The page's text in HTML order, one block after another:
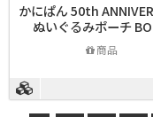
かにぱん 50th
ぬいぐるみポーチ
商品